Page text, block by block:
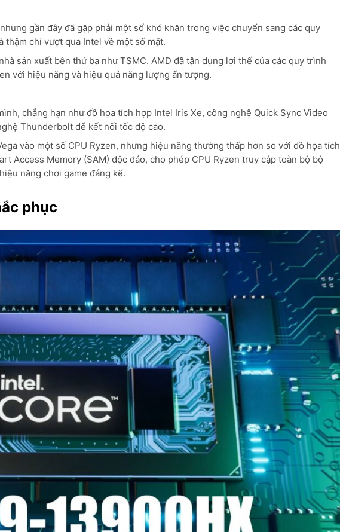
gần đây đã gặp phải một số khó khăn trong việc chuyển sang các quy
chí vượt qua Intel về một số mặt.
sản xuất bên thứ ba như TSMC. AMD đã tận dụng lợi thế của các quy trình
với hiệu năng và hiệu quả năng lượng ấn tượng.
chẳng hạn như đồ họa tích hợp Intel Iris Xe, công nghệ Quick Sync Video
Thunderbolt để kết nối tốc độ cao.
vào một số CPU Ryzen, nhưng hiệu năng thường thấp hơn so với đồ họa tích
Access Memory (SAM) độc đáo, cho phép CPU Ryzen truy cập toàn bộ bộ
năng chơi game đáng kể.
phục